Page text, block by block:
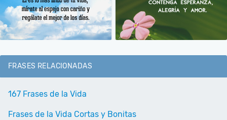
FRASES RELACIONADAS
167 Frases de la Vida
Frases de la Vida Cortas y Bonitas